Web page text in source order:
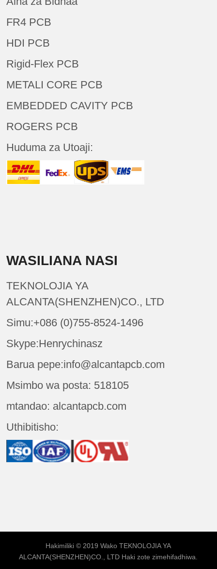
FR4 PCB
HDI PCB
Rigid-Flex PCB
METALI CORE PCB
EMBEDDED CAVITY PCB
ROGERS PCB
Huduma za Utoaji:
WASILIANA NASI
TEKNOLOJIA YA
ALCANTA(SHENZHEN)CO., LTD
Simu:+086 (0)755-8524-1496
Skype:Henrychinasz
Barua pepe:info@alcantapcb.com
Msimbo wa posta: 518105
mtandao: alcantapcb.com
Uthibitisho:
Hakimiliki © 2019 WakoTEKNOLOJIA YA
ALCANTA(SHENZHEN)CO., LTD Haki zote zimehifadhiwa.